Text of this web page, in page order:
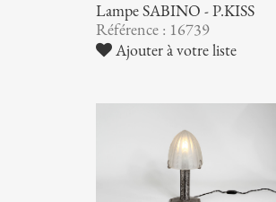
Lampe SABINO - P.KISS
Référence : 16739
Ajouter à votre liste